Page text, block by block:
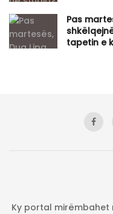
Pas
tapetin e
Ky portal mirëmbahet